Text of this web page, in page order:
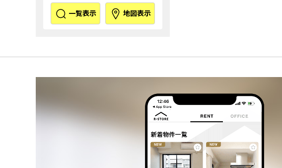
一覧表示 地図表示